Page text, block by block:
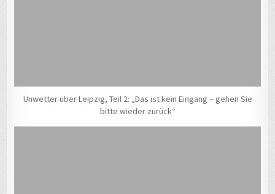
Unwetter über Leipzig, Teil 2: „Das ist kein Eingang – gehen Sie
bitte wieder zurück“